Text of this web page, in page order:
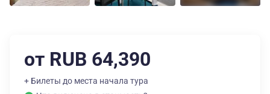
от RUB 64,390
+ Билеты до места начала тура